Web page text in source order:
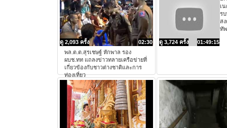
02:30
ดู 2,093 ครั้ง
พล.ต.ต.สุรเชษฐ์ หักพาล รอง
ผบช.ทท แถลงข่าวทลายเครือข่ายที่
เกี่ยวข้องกับชาวต่างชาติและการ
ท่องเที่ยว
01:49:15
ดู 3,724 ครั้ง
เ
ร
สง
ทัพ